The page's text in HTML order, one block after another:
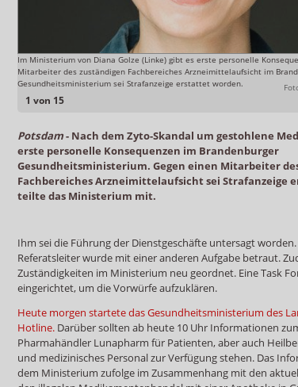
1 von 15
Im Ministerium von Diana Golze (Linke) gibt es erste personelle
Mitarbeiter des zuständigen Fachbereiches Arzneimittelaufsicht im
Gesundheitsministerium sei Strafanzeige erstattet worden.
Potsdam- Nach dem Zyto-Skandal um gestohlene
erste personelle Konsequenzen im Brandenburger
Gesundheitsministerium. Gegen einen Mitarbeiter
Fachbereiches Arzneimittelaufsicht sei Strafanzeige
teilte das Ministerium mit.
Ihm sei die Führung der Dienstgeschäfte untersagt
Referatsleiter wurde mit einer anderen Aufgabe betraut.
Zuständigkeiten im Ministerium neu geordnet. Eine Task
eingerichtet, um die Vorwürfe aufzuklären.
Heute morgen startete das Gesundheitsministerium des
Hotline. Darüber sollten ab heute 10 Uhr Informationen
Pharmahändler Lunapharm für Patienten, aber auch
und medizinisches Personal zur Verfügung stehen. Das
dem Ministerium zufolge im Zusammenhang mit den